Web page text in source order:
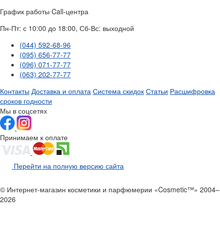
График работы Call-центра
Пн-Пт: с 10:00 до 18:00, Сб-Вс: выходной
(044) 592-68-96
(095) 656-77-77
(096) 071-77-77
(063) 202-77-77
Контакты Доставка и оплата Система скидок Статьи Расшифровка
сроков годности
Мы в соцсетях
Принимаем к оплате
Перейти на полную версию сайта
© Интернет-магазин косметики и парфюмерии «Cosmetic™» 2004–
2026